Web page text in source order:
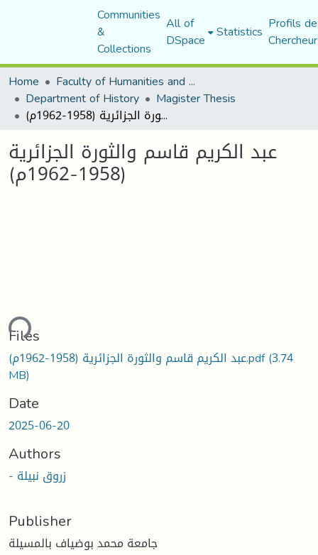
Communities
&
Collections
All of
DSpace Statistics Profils
Home
Faculty of Humanities and Social Sciences
Department of History Magister Thesis
عبد الكريم قاسم والثورة الجزائرية (1958-1962م)
عبد الكريم قاسم والثورة الجزائرية
(1958-1962م)
Files
عبد الكريم قاسم والثورة الجزائرية (1958-1962م).pdf(3.74
MB)
Date
2025-06-20
Authors
- زروق نبيلة
Publisher
جامعة محمد بوضياف بالمسيلة